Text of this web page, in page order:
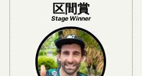
区間賞
Stage Winner